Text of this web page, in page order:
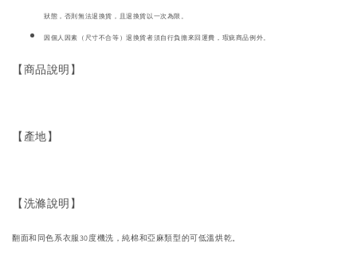
狀態，否則無法退換貨，且退換貨以一次為限。
因個人因素（尺寸不合等）退換貨者須自行負擔來回運費，瑕疵商品例外。
【商品說明】
【產地】
【洗滌說明】
翻面和同色系衣服30度機洗，純棉和亞麻類型的可低溫烘乾。